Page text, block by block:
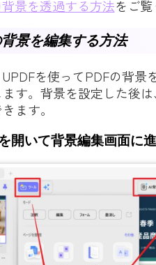
景を透過する方法をご覧
景を編集する方法
を使ってPDFの背
す。背景を設定した後
ます。
開いて背景編集画面に